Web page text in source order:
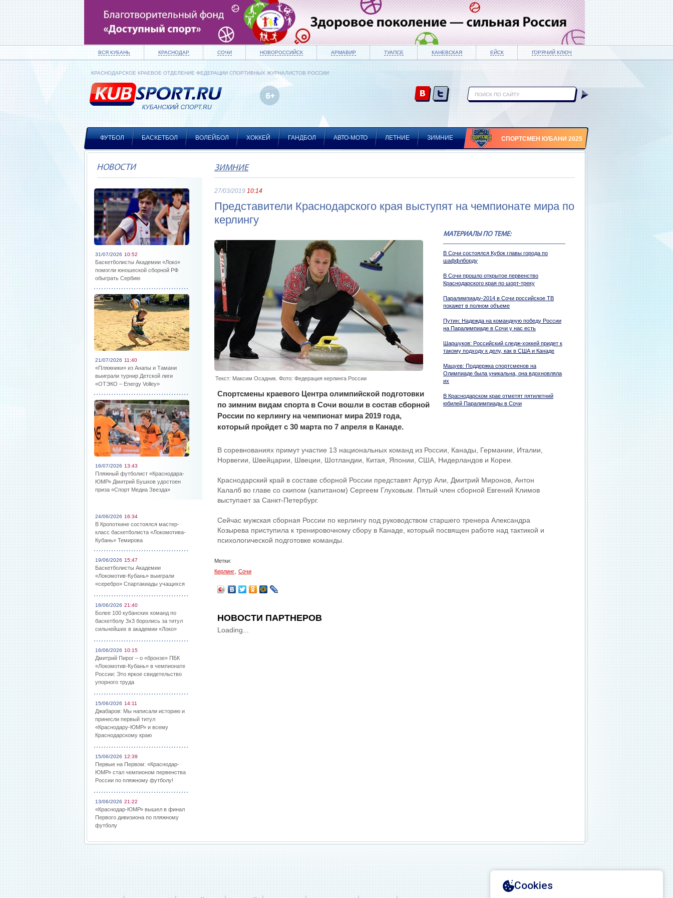
ВСЯ КУБАНЬ КРАСНОДАР СОЧИ НОВОРОССИЙСК АРМАВИР ТУАПСЕ КАНЕВСКАЯ ЕЙСК ГОРЯЧИЙ КЛЮЧ
КРАСНОДАРСКОЕ КРАЕВОЕ ОТДЕЛЕНИЕ ФЕДЕРАЦИИ СПОРТИВНЫХ ЖУРНАЛИСТОВ РОССИИ
ФУТБОЛ БАСКЕТБОЛ ВОЛЕЙБОЛ ХОККЕЙ ГАНДБОЛ АВТО-МОТО ЛЕТНИЕ ЗИМНИЕ СПОРТСМЕН КУБАНИ 2025
НОВОСТИ
31/07/2026 10:52
Баскетболисты Академии «Локо»
помогли юношеской сборной РФ
обыграть Сербию
21/07/2026 11:40
«Пляжники» из Анапы и Тамани
выиграли турнир Детской лиги
«ОТЭКО – Energy Volley»
16/07/2026 13:43
Пляжный футболист «Краснодара-
ЮМР» Дмитрий Бушков удостоен
приза «Спорт Медиа Звезда»
24/06/2026 16:34
В Кропоткине состоялся мастер-
класс баскетболиста «Локомотива-
Кубань» Темирова
19/06/2026 15:47
Баскетболисты Академии
«Локомотив-Кубань» выиграли
«серебро» Спартакиады учащихся
18/06/2026 21:40
Более 100 кубанских команд по
баскетболу 3х3 боролись за титул
сильнейших в академии «Локо»
16/06/2026 10:15
Дмитрий Пирог – о «бронзе» ПБК
«Локомотив-Кубань» в чемпионате
России: Это яркое свидетельство
упорного труда
15/06/2026 14:11
Джабаров: Мы написали историю и
принесли первый титул
«Краснодару-ЮМР» и всему
Краснодарскому краю
15/06/2026 12:39
Первые на Первом: «Краснодар-
ЮМР» стал чемпионом первенства
России по пляжному футболу!
13/06/2026 21:22
«Краснодар-ЮМР» вышел в финал
Первого дивизиона по пляжному
футболу
ЗИМНИЕ
27/03/2019 10:14
Представители Краснодарского края выступят на чемпионате мира по
керлингу
МАТЕРИАЛЫ ПО ТЕМЕ:
В Сочи состоялся Кубок главы города по
шаффлборду
В Сочи прошло открытое первенство
Краснодарского края по шорт-треку
Паралимпиаду-2014 в Сочи российское ТВ
покажет в полном объеме
Путин: Надежда на командную победу России
на Паралимпиаде в Сочи у нас есть
Шаршуков: Российский следж-хоккей придет к
такому подходу к делу, как в США и Канаде
Мацуев: Поддержка спортсменов на
Олимпиаде была уникальна, она вдохновляла
их
В Краснодарском крае отметят пятилетний
юбилей Паралимпиады в Сочи
Текст: Максим Осадник. Фото: Федерация керлинга России
Спортсмены краевого Центра олимпийской подготовки
по зимним видам спорта в Сочи вошли в состав сборной
России по керлингу на чемпионат мира 2019 года,
который пройдет с 30 марта по 7 апреля в Канаде.
В соревнованиях примут участие 13 национальных команд из России, Канады, Германии, Италии,
Норвегии, Швейцарии, Швеции, Шотландии, Китая, Японии, США, Нидерландов и Кореи.
Краснодарский край в составе сборной России представят Артур Али, Дмитрий Миронов, Антон
Калалб во главе со скипом (капитаном) Сергеем Глуховым. Пятый член сборной Евгений Климов
выступает за Санкт-Петербург.
Сейчас мужская сборная России по керлингу под руководством старшего тренера Александра
Козырева приступила к тренировочному сбору в Канаде, который посвящен работе над тактикой и
психологической подготовке команды.
Метки:
Керлинг
Сочи
НОВОСТИ ПАРТНЕРОВ
Loading...